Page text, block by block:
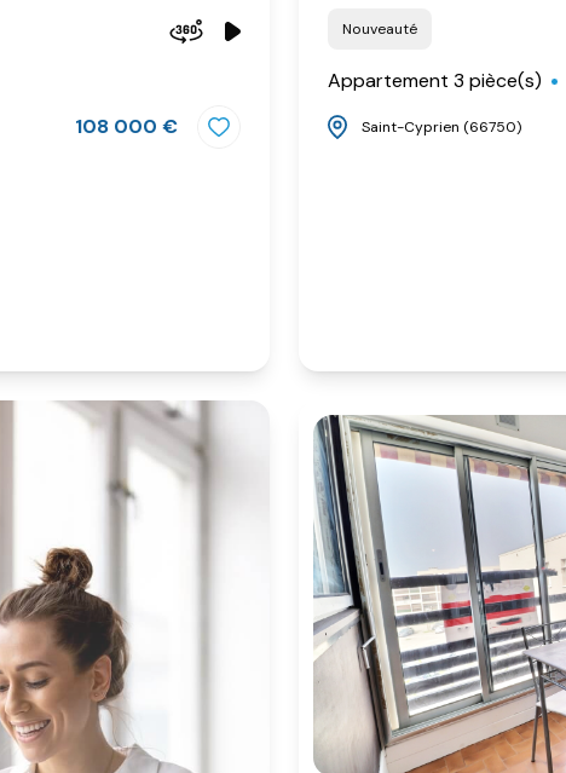
108 000 €
Nouveauté
Appartement 3 pièce(s)
Saint-Cyprien (66750)